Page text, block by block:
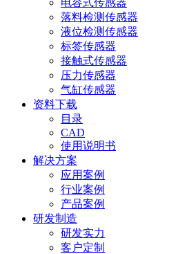
落料检测传感器
液位检测传感器
标签传感器
接触式传感器
压力传感器
气缸传感器
资料下载
目录
CAD
使用说明书
解决方案
应用案例
行业案例
产品案例
研发制造
研发实力
客户定制